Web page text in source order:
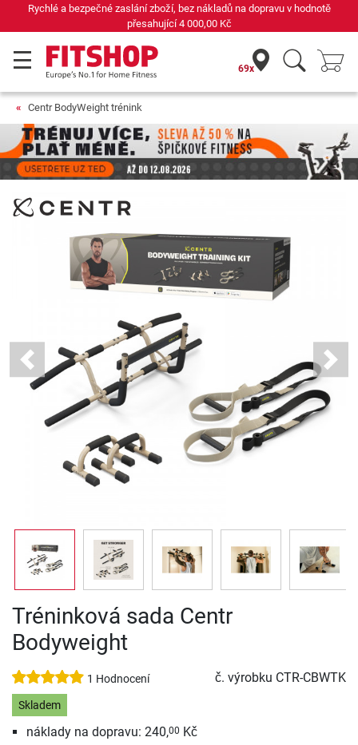
Rychlé a bezpečné zaslání zboží, bez nákladů na dopravu v hodnotě
přesahující4 000,00 Kč
69x
Centr BodyWeight trénink
Previous Next
Tréninková sada Centr
Bodyweight
1 Hodnocení č. výrobku CTR-CBWTK
Skladem
náklady na dopravu: 240,00 Kč